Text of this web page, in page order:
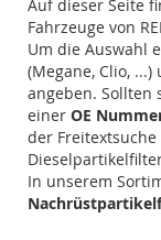
Auf dieser Seite
Fahrzeuge von
Um die Auswahl
(Megane, Clio,
angeben. Sollten
einer OE
der
In unserem